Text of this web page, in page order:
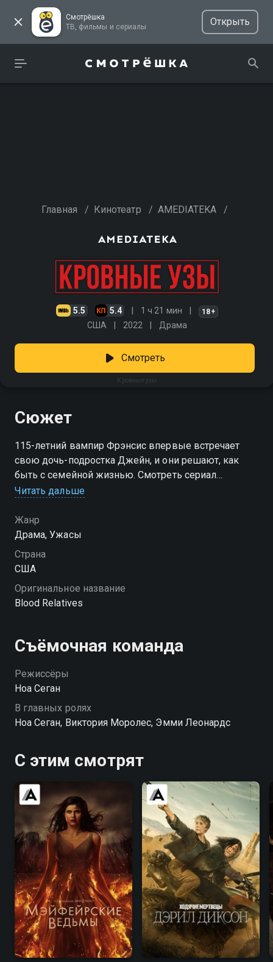
Смотрёшка
ТВ, фильмы и сериалы
Открыть
Главная / Кинотеатр / AMEDIATEKA /
5.5 5.4 1 ч 21 мин 18+
США 2022 Драма
Кровные узы
Смотреть
Сюжет
115-летний вампир Фрэнсис впервые встречает
свою дочь-подростка Джейн, и они решают, как
быть с семейной жизнью. Смотреть сериал
«Кровные узы» онлайн в хорошем качестве вы
Читать дальше
Жанр
Драма, Ужасы
Страна
США
Оригинальное название
Blood Relatives
Съёмочная команда
Режиссёры
Ноа Сеган
В главных ролях
Ноа Сеган, Виктория Моролес, Эмми Леонардс
С этим смотрят
7.2 6.2 7.9 7.5